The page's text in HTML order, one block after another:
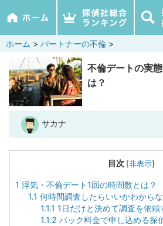
ホーム > パートナーの不倫 >
不倫デートの実
は？
サカナ
目次 [非表示]
1 浮気・不倫デート1回の時間数とは？
1.1 何時間調査したらいいかわから
1.1.1 1日だけと決めて調査を依頼
1.1.2 パック料金で申し込める探